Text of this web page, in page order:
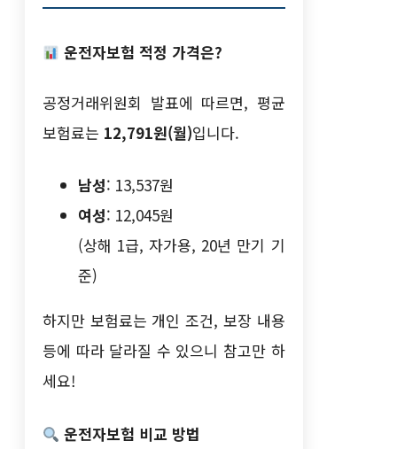
운전자보험 적정 가격은?
공정거래위원회 발표에 따르면, 평균
보험료는 12,791원(월)입니다.
남성: 13,537원
여성: 12,045원
(상해 1급, 자가용, 20년 만기 기
준)
하지만 보험료는 개인 조건, 보장 내용
등에 따라 달라질 수 있으니 참고만 하
세요!
운전자보험 비교 방법